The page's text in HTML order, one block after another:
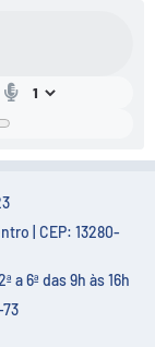
| CEP: 13280-
6ª das 9h às 16h